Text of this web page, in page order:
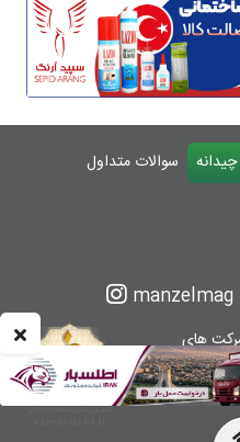
سوالات متداول
manzelmag
های
کافی را